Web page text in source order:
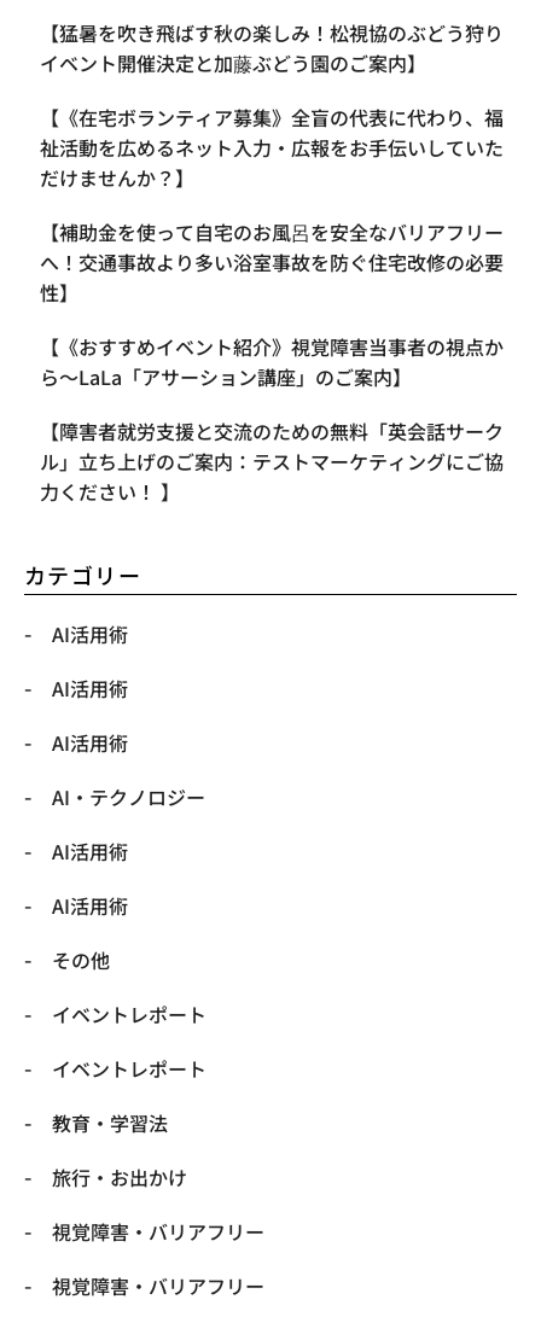
【​猛暑を吹き飛ばす秋の楽しみ！松視協のぶどう狩り
イベント開催決定と加藤ぶどう園のご案内】
【《在宅ボランティア募集》全盲の代表に代わり、福
祉活動を広めるネット入力・広報をお手伝いしていた
だけませんか？】
【補助金を使って自宅のお風呂を安全なバリアフリー
へ！交通事故より多い浴室事故を防ぐ住宅改修の必要
性】
【《おすすめイベント紹介》視覚障害当事者の視点か
ら〜LaLa「アサーション講座」のご案内】
【​障害者就労支援と交流のための無料「英会話サーク
ル」立ち上げのご案内：テストマーケティングにご協
力ください！ 】
カテゴリー
AI活用術
AI活用術
AI活用術
​AI・テクノロジー
​AI活用術
​AI活用術
​その他
​イベントレポート
​イベントレポート
​教育・学習法
​旅行・お出かけ
​視覚障害・バリアフリー
​視覚障害・バリアフリー